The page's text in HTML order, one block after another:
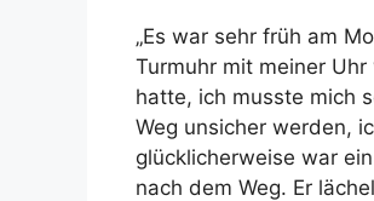
„Es war sehr früh am
Turmuhr mit meiner
hatte, ich musste mich
Weg unsicher werden,
glücklicherweise war ein
nach dem Weg. Er